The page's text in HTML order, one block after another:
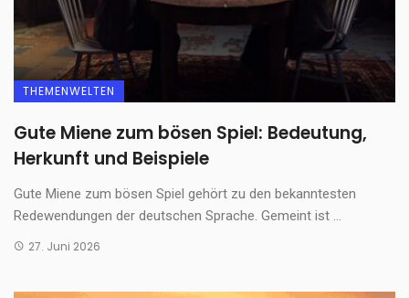
THEMENWELTEN
Gute Miene zum bösen Spiel: Bedeutung,
Herkunft und Beispiele
Gute Miene zum bösen Spiel gehört zu den bekanntesten
Redewendungen der deutschen Sprache. Gemeint ist ...
27. Juni 2026